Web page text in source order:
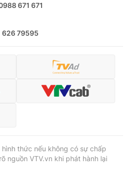
671 671
626 79595
thức nếu không có sự chấp
nguồn VTV.vn khi phát hành lại